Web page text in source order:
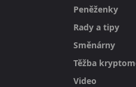
Peněženky
Rady a tipy
Směnárny
Těžba
Video